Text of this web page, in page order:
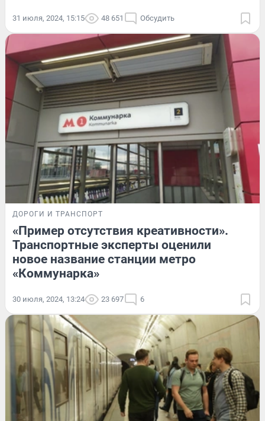
31 июля, 2024, 15:15 48 651 Обсудить
ДОРОГИ И ТРАНСПОРТ
«Пример отсутствия креативности».
Транспортные эксперты оценили
новое название станции метро
«Коммунарка»
30 июля, 2024, 13:24 23 697 6